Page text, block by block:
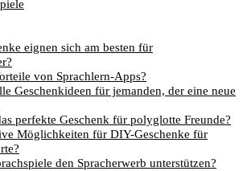
eignen sich am besten für
von Sprachlern-Apps?
Geschenkideen für jemanden, der eine neue
perfekte Geschenk für polyglotte Freunde?
Möglichkeiten für DIY-Geschenke für
den Spracherwerb unterstützen?